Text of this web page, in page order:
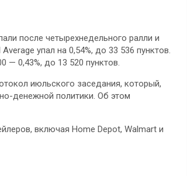
после четырехнедельного ралли и
упал на 0,54%, до 33 536 пунктов.
— 0,43%, до 13 520 пунктов.
июльского заседания, который,
денежной политики. Об этом
включая Home Depot, Walmart и